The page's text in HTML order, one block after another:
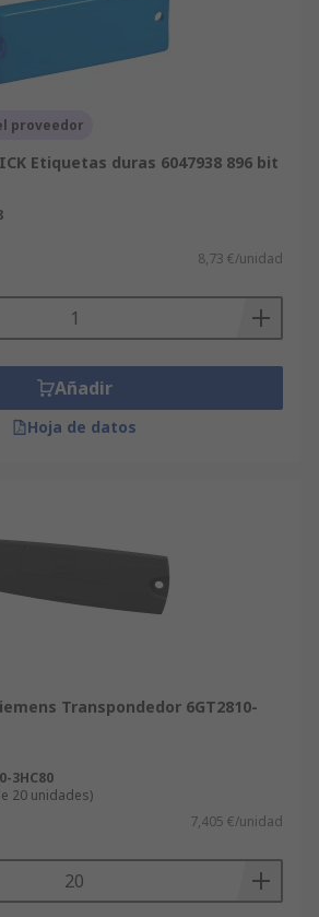
proveedor
Etiquetas duras 6047938 896 bit
8,73 €/unidad
Añadir
Hoja de datos
Transpondedor 6GT2810-
3HC80
20 unidades)
7,405 €/unidad